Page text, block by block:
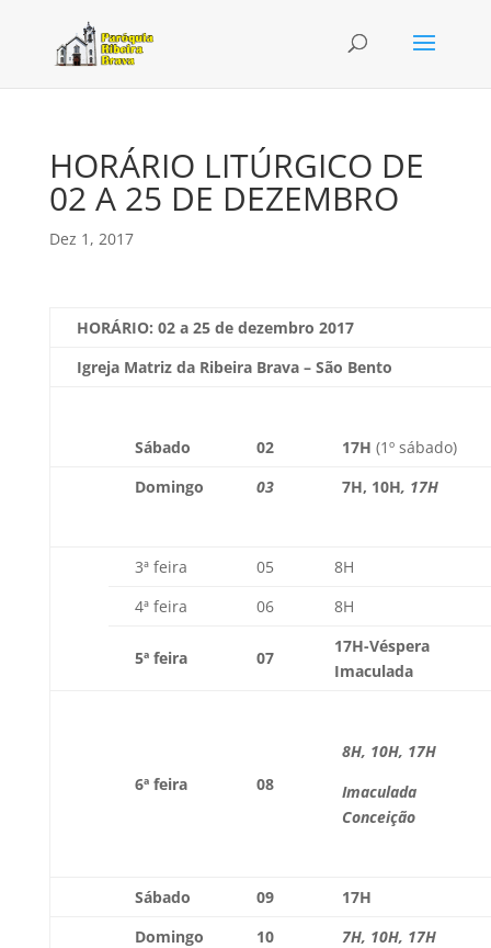
HORÁRIO LITÚRGICO DE
02 A 25 DE DEZEMBRO
Dez 1, 2017
HORÁRIO: 02a 25 de dezembro 2017
Igreja Matriz da Ribeira Brava – São Bento
Sábado 02 17H (1º sábado)
Domingo
03 7H, 10H, 17H
3ª feira 05
8H
4ª feira
06 8H
5ª feira 07
17H-Véspera
Imaculada
6ª feira 08
8H, 10H, 17H
Imaculada
Conceição
Sábado 09
17H
Domingo
10 7H, 10H, 17H